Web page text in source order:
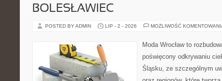
BOLESŁAWIEC
POSTED BY ADMIN LIP - 2 - 2026 MOŻLIWOŚĆ
Moda Wrocław to
poświęcony odkrywaniu
Śląsku, ze szczególnym